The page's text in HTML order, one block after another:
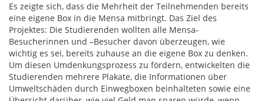
Es zeigte sich, dass die Mehrheit der Teilnehmenden bereits
eine eigene Box in die Mensa mitbringt. Das Ziel des
Projektes: Die Studierenden wollten alle Mensa-
Besucherinnen und –Besucher davon überzeugen, wie
wichtig es sei, bereits zuhause an die eigene Box zu denken.
Um diesen Umdenkungsprozess zu fördern, entwickelten die
Studierenden mehrere Plakate, die Informationen über
Umweltschäden durch Einwegboxen beinhalteten sowie eine